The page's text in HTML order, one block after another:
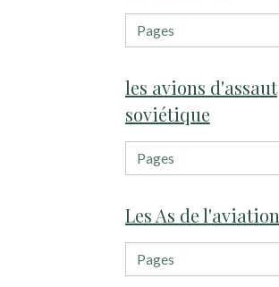
les avions d'assaut
soviétique
Les As de l'aviation